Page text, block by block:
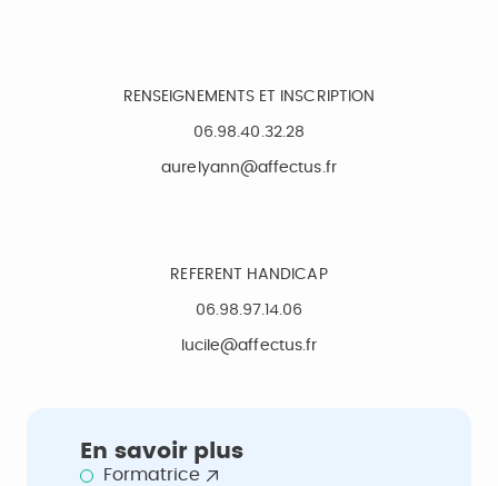
RENSEIGNEMENTS ET INSCRIPTION
06.98.40.32.28
aurelyann@affectus.fr
REFERENT HANDICAP
06.98.97.14.06
lucile@affectus.fr
En savoir plus
Formatrice